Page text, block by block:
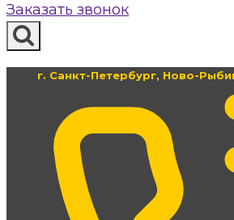
Заказать звонок
г. Санкт-Петербург, Ново-